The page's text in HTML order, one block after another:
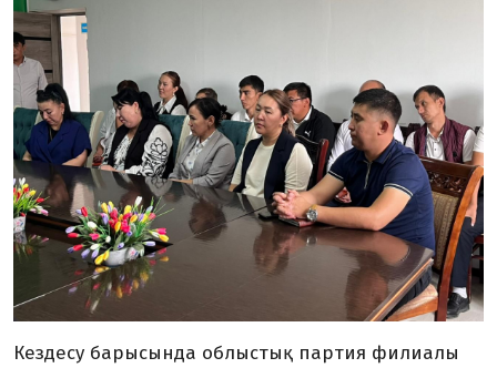
Кездесу барысында облыстық партия филиалы